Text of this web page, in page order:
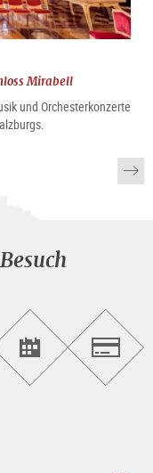
Mirabell
und Orchesterkonzerte
Events<br>finden